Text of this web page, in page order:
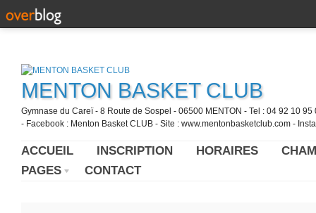
MENTON BASKET CLUB
Gymnase du Careï - 8 Route de Sospel - 06500 MENTON - Tel : 04 92 10
- Facebook : Menton Basket CLUB - Site : www.mentonbasketclub.com -
ACCUEIL INSCRIPTION HORAIRES
PAGES
CONTACT